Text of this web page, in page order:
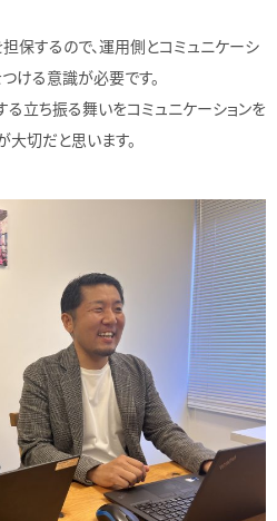
保するので、運用側とコミュニケーシ
ける意識が必要です。
立ち振る舞いをコミュニケーションを
切だと思います。